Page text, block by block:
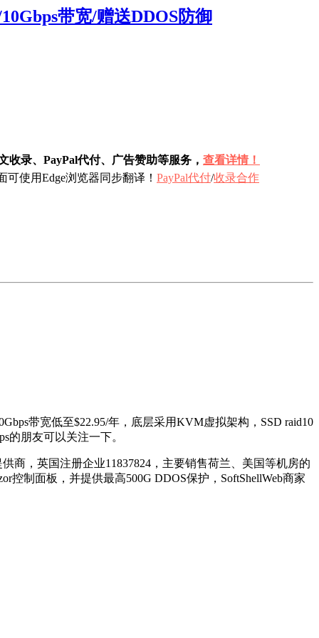
带宽/赠送DDOS防御
收录、PayPal代付、广告赞助等服务， 查看详情！
使用Edge浏览器同步翻译！ PayPal代付/收录合作
带宽低至$22.95/年，底层采用KVM虚拟架构，SSD raid10
的朋友可以关注一下。
商，英国注册企业11837824，主要销售荷兰、美国等机房的
制面板，并提供最高500G DDOS保护，SoftShellWeb商家